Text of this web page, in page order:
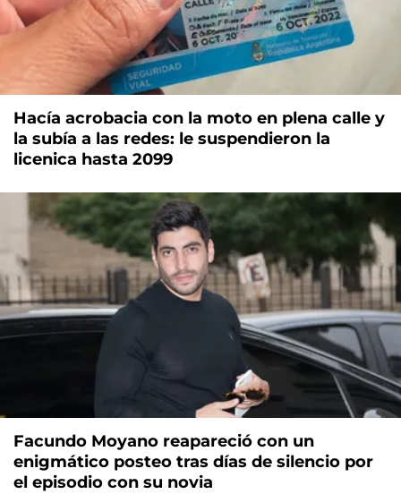
Hacía acrobacia con la moto en plena calle y
la subía a las redes: le suspendieron la
licenica hasta 2099
Facundo Moyano reapareció con un
enigmático posteo tras días de silencio por
el episodio con su novia